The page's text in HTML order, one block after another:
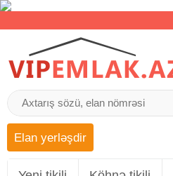
Elan yerləşdir